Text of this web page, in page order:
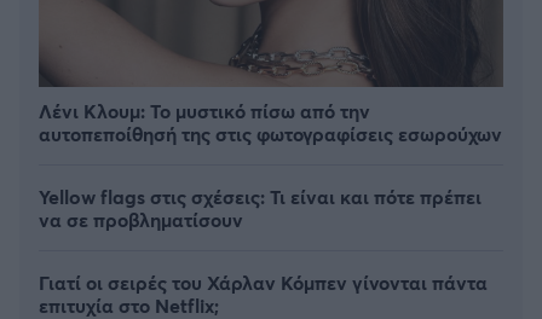
Λένι Κλουμ: Το μυστικό πίσω από την
αυτοπεποίθησή της στις φωτογραφίσεις εσωρούχων
Yellow flags στις σχέσεις: Τι είναι και πότε πρέπει
να σε προβληματίσουν
Γιατί οι σειρές του Χάρλαν Κόμπεν γίνονται πάντα
επιτυχία στο Netflix;